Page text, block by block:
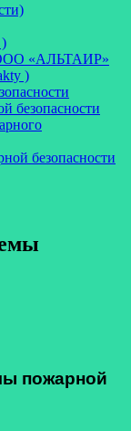
«АЛЬТАИР»
)
безопасности
безопасности
пожарной